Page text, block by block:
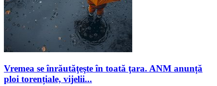
Vremea se înrăutăţeşte în toată ţara. ANM anunță
ploi torențiale, vijelii...